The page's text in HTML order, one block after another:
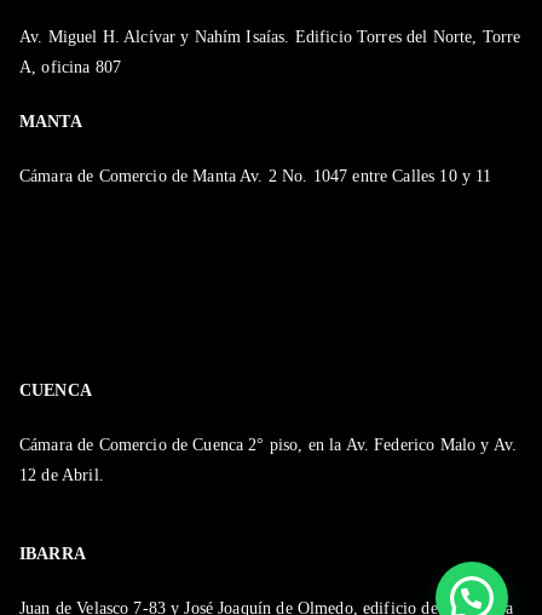
Av. Miguel H. Alcívar y Nahím Isaías. Edificio Torres del Norte, Torre
A, oficina 807
MANTA
Cámara de Comercio de Manta Av. 2 No. 1047 entre Calles 10 y 11
CUENCA
Cámara de Comercio de Cuenca 2° piso, en la Av. Federico Malo y Av.
12 de Abril.
IBARRA
Juan de Velasco 7-83 y José Joaquín de Olmedo, edificio de la Cámara